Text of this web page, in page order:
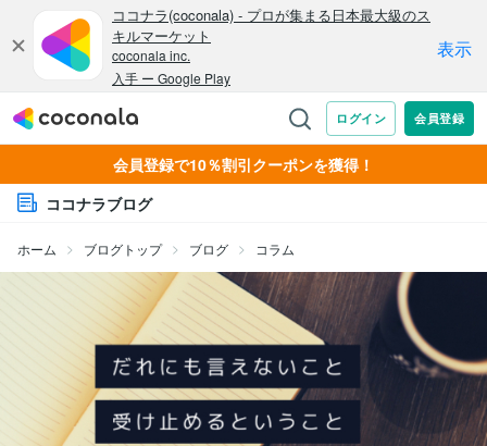
会員登録で10％割引クーポンを獲得！
ココナラブログ
ホーム ブログトップ ブログ コラム